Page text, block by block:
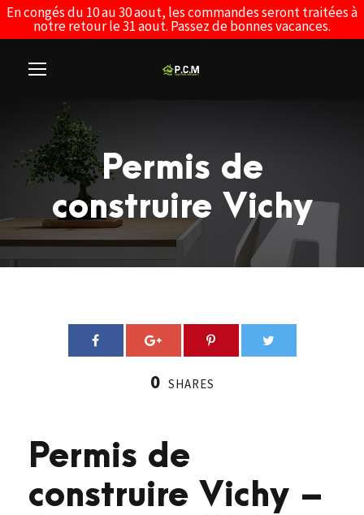
En congés du 10 au 30 aout, les commandes seront traitées à
notre retour le 31 aout. Passez de bonnes vacances.
Permis de
construire Vichy
0 SHARES
Permis de
construire Vichy –